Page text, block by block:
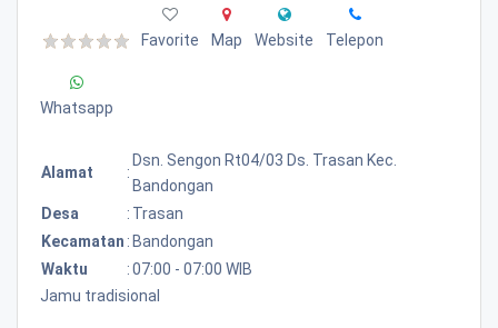
Favorite Map Website Telepon
Whatsapp
Alamat :
Dsn. Sengon Rt04/03 Ds. Trasan Kec.
Bandongan
Desa
: Trasan
Kecamatan : Bandongan
Waktu
:07:00 - 07:00 WIB
Jamu tradisional